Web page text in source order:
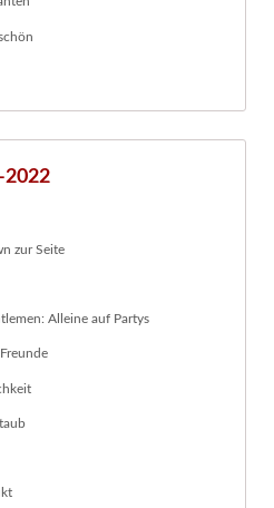
2022
zur Seite
Alleine auf Partys